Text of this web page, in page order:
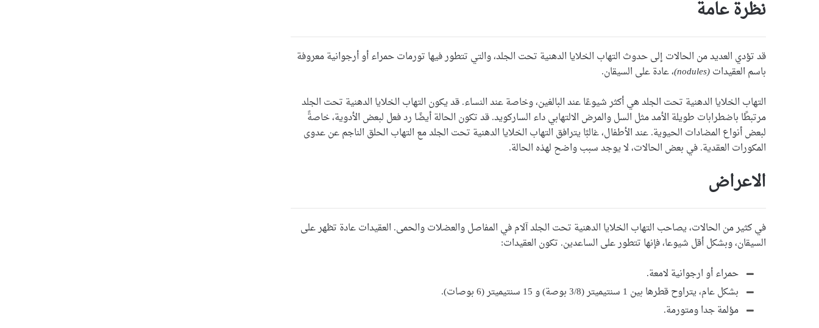
نظرة عامة
قد تؤدي العديد من الحالات إلى حدوث التهاب الخلايا الدهنية تحت الجلد، والتي تتطور فيها تورمات حمراء أو أرجوانية معروفة
باسم العقيدات(nodules)
، عادة على السيقان.
التهاب الخلايا الدهنية تحت الجلد هي أكثر شيوعًا عند البالغين، وخاصة عند النساء. قد يكون التهاب الخلايا الدهنية تحت الجلد
مرتبطًا باضطرابات طويلة الأمد مثل السل والمرض الالتهابي داء الساركويد. قد تكون الحالة أيضًا رد فعل لبعض الأدوية، خاصةً
لبعض أنواع المضادات الحيوية. عند الأطفال، غالبًا يترافق التهاب الخلايا الدهنية تحت الجلد مع التهاب الحلق الناجم عن عدوى
المكورات العقدية. في بعض الحالات، لا يوجد سبب واضح لهذه الحالة.
الاعراض
في كثير من الحالات، يصاحب التهاب الخلايا الدهنية تحت الجلد آلام في المفاصل والعضلات والحمى. العقيدات عادة تظهر على
السيقان، وبشكل أقل شيوعا، فإنها تتطور على الساعدين. تكون العقيدات:
حمراء أو ارجوانية لامعة.
بشكل عام، يتراوح قطرها بين 1 سنتيميتر (3/8 بوصة) و 15 سنتيميتر (6 بوصات).
مؤلمة جدا ومتورمة.